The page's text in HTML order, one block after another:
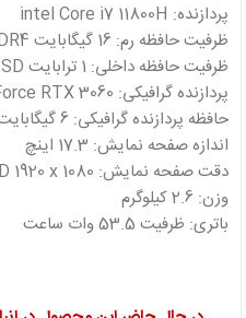
پردازنده: intel Core i7 11800H
ظرفیت حافظه رم: 16 گیگابایت DDR4
ظرفیت حافظه داخلی: 1 ترابایت SSD
پردازنده گرافیکی: NVIDIA GeForce RTX 3060
حافظه پردازنده گرافیکی: 6 گیگابایت
اندازه صفحه نمایش: 17.3 اینچ
دقت صفحه نمایش: FHD 1920 x 1080
وزن: 2.6 کیلوگرم
باتری: ظرفیت 53.5 وات ساعت